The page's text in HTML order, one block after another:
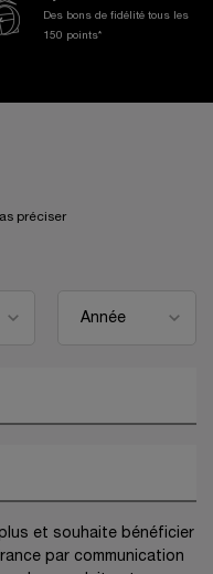
Des bons de fidélité tous les
150 points*
préciser
et souhaite bénéficier
par communication